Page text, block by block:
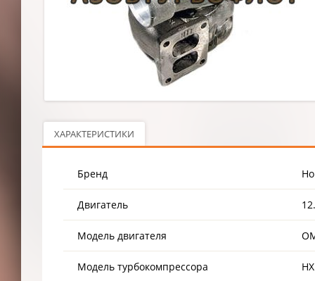
ХАРАКТЕРИСТИКИ
Бренд
Двигатель
Модель двигателя
Модель турбокомпрессора